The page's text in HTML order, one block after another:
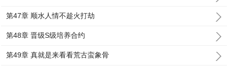
第47章 顺水人情不趁火打劫
第48章 晋级S级培养合约
第49章 真就是来看看荒古蛮象骨